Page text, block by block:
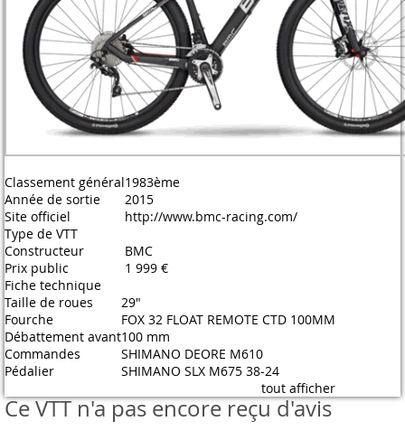
Classement général1983ème
Année de sortie
2015
Site officiel
http://www.bmc-racing.com/
Type de VTT
Constructeur
BMC
Prix public
1 999 €
Fiche technique
Taille de roues
29"
Fourche
FOX 32 FLOAT REMOTE CTD 100MM
Débattement avant100 mm
Commandes
SHIMANO DEORE M610
Pédalier
SHIMANO SLX M675 38-24
tout afficher
Ce VTT n'a pas encore reçu d'avis